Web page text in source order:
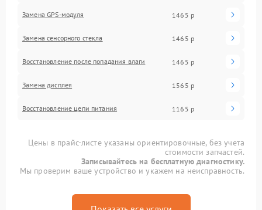
Замена GPS-модуля 1465 р
Замена сенсорного стекла 1465 р
Восстановление после попадания влаги 1465 р
Замена дисплея 1565 р
Восстановление цепи питания 1165 р
Цены в прайс-листе указаны ориентировочные, без учета
стоимости запчастей.
Записывайтесь на бесплатную диагностику.
Мы проверим ваше устройство и укажем на неисправность.